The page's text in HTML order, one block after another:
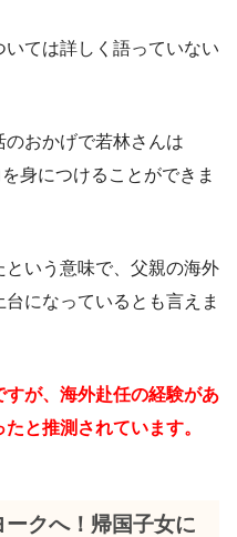
ては詳しく語っていない
おかげで若林さんは
身につけることができま
という意味で、父親の海外
になっているとも言えま
が、海外赴任の経験があ
と推測されています。
クへ！帰国子女に